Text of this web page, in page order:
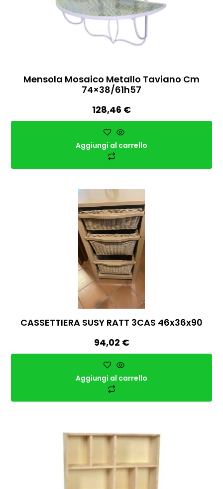
Mensola Mosaico Metallo Taviano Cm
74×38/61h57
128,46 €
Aggiungi al carrello
CASSETTIERA SUSY RATT 3CAS 46x36x90
94,02 €
Aggiungi al carrello